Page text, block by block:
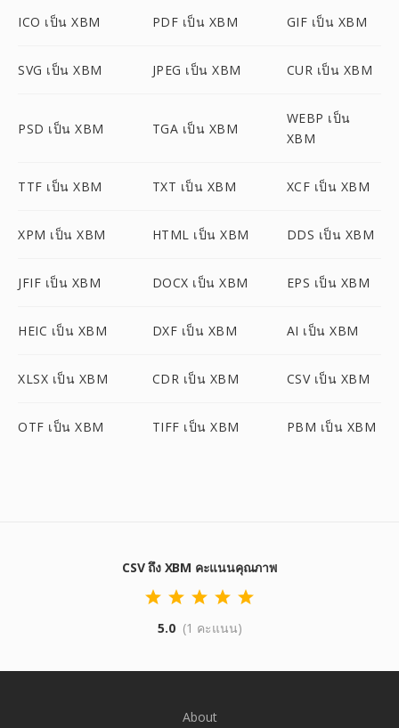
ICO เป็น XBM PDF เป็น XBM GIF เป็น XBM
SVG เป็น XBM JPEG เป็น XBM CUR เป็น XBM
PSD เป็น XBM TGA เป็น XBM
WEBP เป็น
XBM
TTF เป็น XBM TXT เป็น XBM XCF เป็น XBM
XPM เป็น XBM HTML เป็น XBM DDS เป็น XBM
JFIF เป็น XBM DOCX เป็น XBM EPS เป็น XBM
HEIC เป็น XBM DXF เป็น XBM AI เป็น XBM
XLSX เป็น XBM CDR เป็น XBM CSV เป็น XBM
OTF เป็น XBM TIFF เป็น XBM PBM เป็น XBM
CSV ถึง XBM คะแนนคุณภาพ
5.0 (1 คะแนน)
About